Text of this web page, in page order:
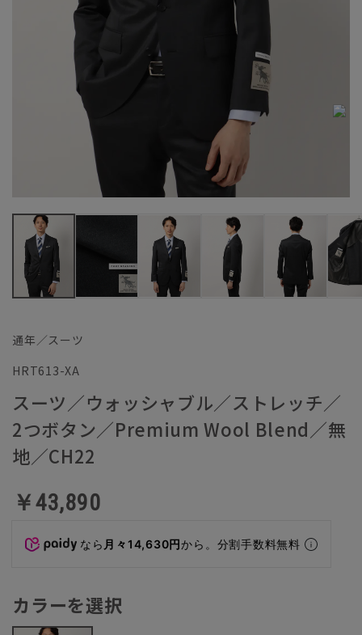
通年／スーツ
HRT613-XA
スーツ／ウォッシャブル／ストレッチ／
2つボタン／Premium Wool Blend／無
地／CH22
￥43,890
なら 月々14,630円から。分割手数料無料
カラーを選択